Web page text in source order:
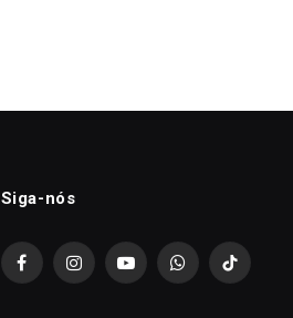
Siga-nós
FacebookInstagramYouTubeWhatsAppTikTok